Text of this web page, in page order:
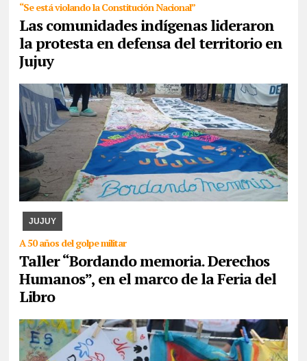
“Se está violando la Constitución Nacional”
Las comunidades indígenas lideraron
la protesta en defensa del territorio en
Jujuy
JUJUY
A 50 años del golpe militar
Taller “Bordando memoria. Derechos
Humanos”, en el marco de la Feria del
Libro
07/08/2026 La actividad se desarrollará esta tarde en CAJA. Se
además, quienes participen pod ...